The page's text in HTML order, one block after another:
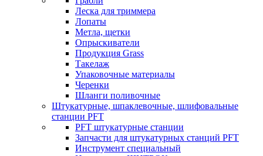
Леска для триммера
Лопаты
Метла, щетки
Опрыскиватели
Продукция Grass
Такелаж
Упаковочные материалы
Черенки
Шланги поливочные
Штукатурные, шпаклевочные, шлифовальные
станции PFT
PFT штукатурные станции
Запчасти для штукатурных станций PFT
Инструмент специальный